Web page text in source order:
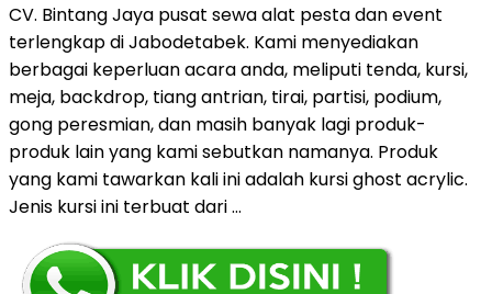
CV. Bintang Jaya pusat sewa alat pesta dan event
terlengkap di Jabodetabek. Kami menyediakan
berbagai keperluan acara anda, meliputi tenda, kursi,
meja, backdrop, tiang antrian, tirai, partisi, podium,
gong peresmian, dan masih banyak lagi produk-
produk lain yang kami sebutkan namanya. Produk
yang kami tawarkan kali ini adalah kursi ghost acrylic.
Jenis kursi ini terbuat dari …